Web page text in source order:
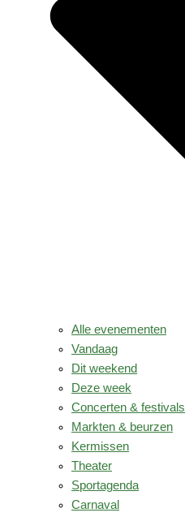
Alle evenementen
Vandaag
Dit weekend
Deze week
Concerten & festivals
Markten & beurzen
Kermissen
Theater
Sportagenda
Carnaval